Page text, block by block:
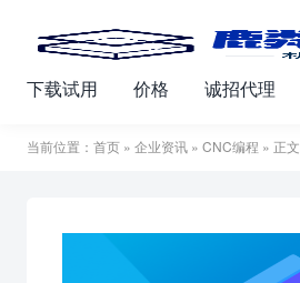
下载试用 价格 诚招代理
当前位置： 首页 » 企业资讯 » CNC编程 » 正文